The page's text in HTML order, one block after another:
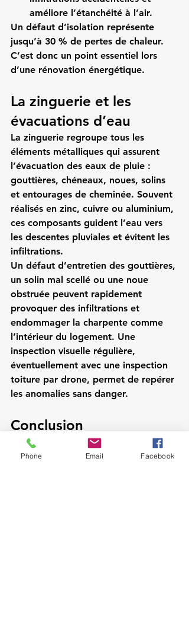
améliore l’étanchéité à l’air.
Un défaut d’isolation représente
jusqu’à 30 % de pertes de chaleur.
C’est donc un point essentiel lors
d’une rénovation énergétique.
La zinguerie et les
évacuations d’eau
La zinguerie regroupe tous les
éléments métalliques qui assurent
l’évacuation des eaux de pluie :
gouttières, chéneaux, noues, solins
et entourages de cheminée. Souvent
réalisés en zinc, cuivre ou aluminium,
ces composants guident l’eau vers
les descentes pluviales et évitent les
infiltrations.
Un défaut d’entretien des gouttières,
un solin mal scellé ou une noue
obstruée peuvent rapidement
provoquer des infiltrations et
endommager la charpente comme
l’intérieur du logement. Une
inspection visuelle régulière,
éventuellement avec une inspection
toiture par drone, permet de repérer
les anomalies sans danger.
Conclusion
Les principaux
éléments d’une
toiture – charpente, couverture,
Phone Email Facebook